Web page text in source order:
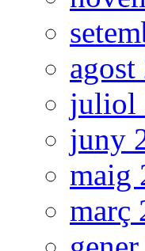
juliol
juny
maig
març